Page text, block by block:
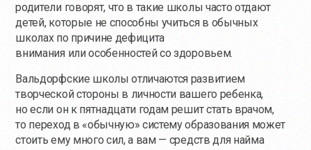
родители говорят, что в такие школы часто отдают
детей, которые не способны учиться в обычных
школах по причине дефицита
внимания или особенностей со здоровьем.
Вальдорфские школы отличаются развитием
творческой стороны в личности вашего ребенка,
но если он к пятнадцати годам решит стать врачом,
то переход в «обычную» систему образования может
стоить ему много сил, а вам — средств для найма